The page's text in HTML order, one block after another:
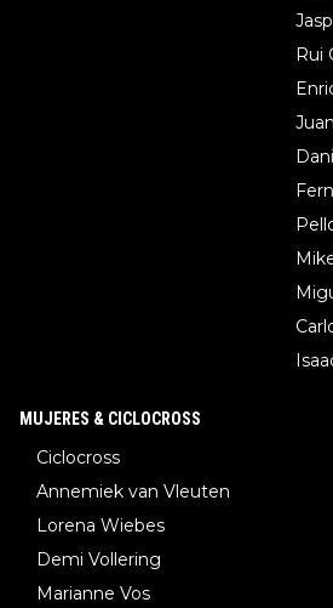
Rui
MUJERES & CICLOCROSS
Ciclocross
Annemiek van Vleuten
Lorena Wiebes
Demi Vollering
Marianne Vos